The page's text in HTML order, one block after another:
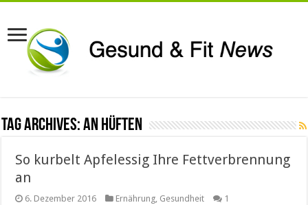
Tag Archives:an Hüften
So kurbelt Apfelessig Ihre Fettverbrennung
an
6. Dezember 2016 Ernährung Gesundheit 1